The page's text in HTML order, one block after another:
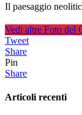
Il paesaggio
Vedi altre Foto del
Tweet
Share
Pin
Share
Articoli recenti